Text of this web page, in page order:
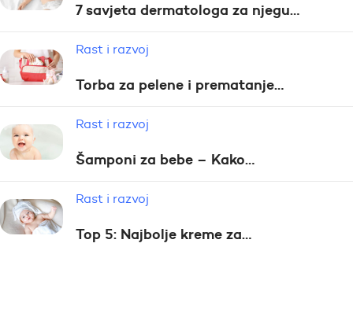
7 savjeta dermatologa za njegu…
Rast i razvoj
Torba za pelene i prematanje…
Rast i razvoj
Šamponi za bebe – Kako…
Rast i razvoj
Top 5: Najbolje kreme za…